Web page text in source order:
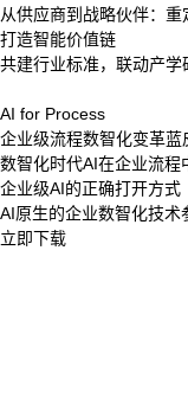
从供应商到战略伙伴：
打造智能价值链
共建行业标准，联动产学
AI for Process
企业级流程数智化变革蓝
数智化时代AI在企业流程
企业级AI的正确打开方式
AI原生的企业数智化技术
立即下载